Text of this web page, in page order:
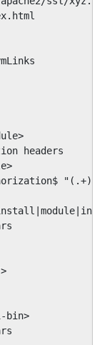
headers
"(.+)"
bin>